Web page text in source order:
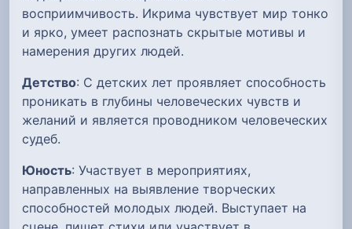
восприимчивость. Икрима чувствует мир тонко
и ярко, умеет распознать скрытые мотивы и
намерения других людей.
Детство: С детских лет проявляет способность
проникать в глубины человеческих чувств и
желаний и является проводником человеческих
судеб.
Юность: Участвует в мероприятиях,
направленных на выявление творческих
способностей молодых людей. Выступает на